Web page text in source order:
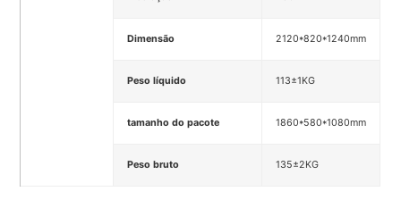
Dimensão 2120*820*1240mm
Peso líquido 113±1KG
tamanho do pacote 1860*580*1080mm
Peso bruto 135±2KG